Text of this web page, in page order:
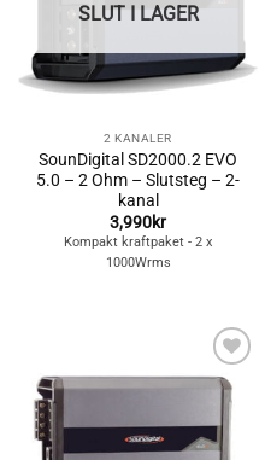
SLUT I LAGER
2 KANALER
SounDigital SD2000.2 EVO
5.0 – 2 Ohm – Slutsteg – 2-
kanal
3,990kr
Kompakt kraftpaket - 2 x
1000Wrms
Lägg till i